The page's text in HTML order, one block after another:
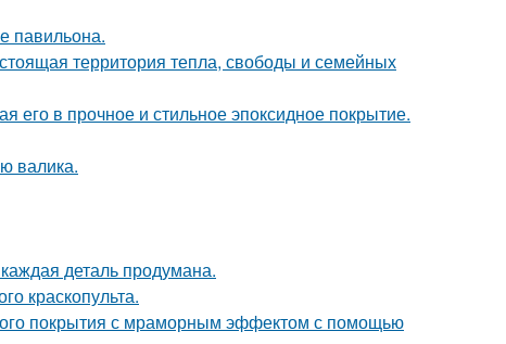
павильона.
территория тепла, свободы и семейных
в прочное и стильное эпоксидное покрытие.
валика.
деталь продумана.
краскопульта.
покрытия с мраморным эффектом с помощью